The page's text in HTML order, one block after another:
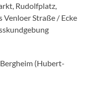
Rudolfplatz,
Straße / Ecke
(Hubert-